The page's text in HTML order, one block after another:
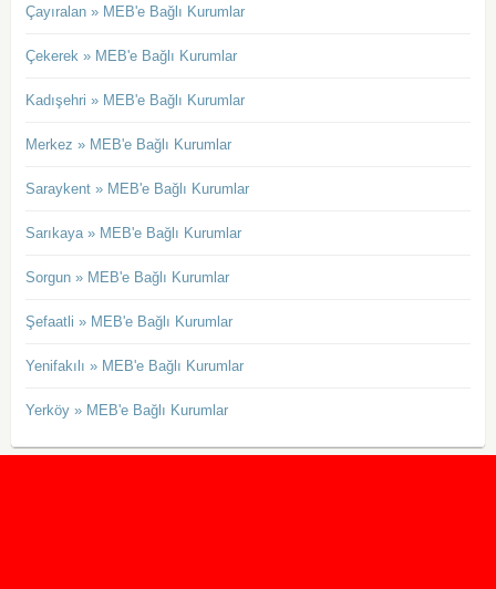
Çayıralan » MEB'e Bağlı Kurumlar
Çekerek » MEB'e Bağlı Kurumlar
Kadışehri » MEB'e Bağlı Kurumlar
Merkez » MEB'e Bağlı Kurumlar
Saraykent » MEB'e Bağlı Kurumlar
Sarıkaya » MEB'e Bağlı Kurumlar
Sorgun » MEB'e Bağlı Kurumlar
Şefaatli » MEB'e Bağlı Kurumlar
Yenifakılı » MEB'e Bağlı Kurumlar
Yerköy » MEB'e Bağlı Kurumlar